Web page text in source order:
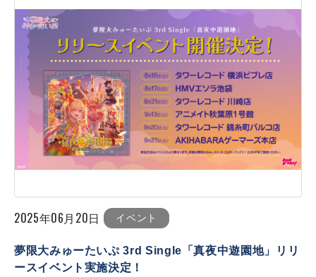
2025年06月20日 イベント
夢限大みゅーたいぷ 3rd Single「真夜中遊園地」リリ
ースイベント実施決定！